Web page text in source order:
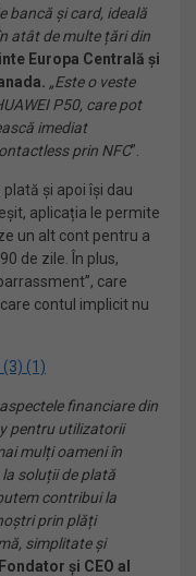
bancă și card, ideală
atât de multe țări din
Europa Centrală și
„Este o veste
P50, care pot
imediat
prin NFC”.
și apoi își dau
aplicația le permite
un alt cont pentru a
de zile. În plus,
care
contul implicit nu
financiare din
pentru utilizatorii
mulți oameni în
soluții de plată
contribui la
prin plăți
simplitate și
și CEO al